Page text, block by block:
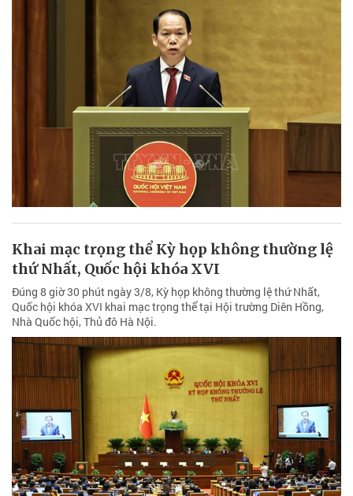
Khai mạc trọng thể Kỳ họp không thường lệ
thứ Nhất, Quốc hội khóa XVI
Đúng 8 giờ 30 phút ngày 3/8, Kỳ họp không thường lệ thứ Nhất,
Quốc hội khóa XVI khai mạc trọng thể tại Hội trường Diên Hồng,
Nhà Quốc hội, Thủ đô Hà Nội.